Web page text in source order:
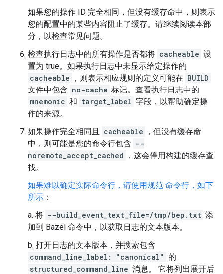
如果您的操作 ID 完全相同，但没有缓存命中，则表示
您的配置中的某些内容阻止了缓存。请继续阅读本部
分，以检查常见问题。
检查执行日志中的所有操作是否都将 cacheable 设
置为 true。如果执行日志中未显示给定操作的
cacheable
，则表示相应规则的定义可能在 BUILD
文件中包含 no-cache 标记。查看执行日志中的
mnemonic 和 target_label 字段，以帮助确定操
作的来源。
如果操作完全相同且
cacheable
，但没有缓存命
中，则可能是您的命令行包含 --
noremote_accept_cached
，这会停用构建的缓存查
找。
如果难以确定实际命令行，请使用规范 命令行，如下
所示 ：
a. 将 --build_event_text_file=/tmp/bep.txt 添
加到 Bazel 命令中，以获取日志的文本版本。
b. 打开日志的文本版本，并搜索包含
command_line_label: "canonical"
的
structured_command_line 消息。 它将列出展开后